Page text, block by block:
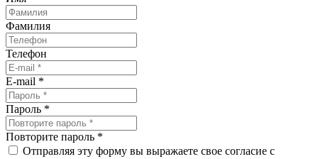
Фамилия
Телефон
E-mail *
Пароль *
Повторите пароль *
Отправляя эту форму вы выражаете свое согласие с